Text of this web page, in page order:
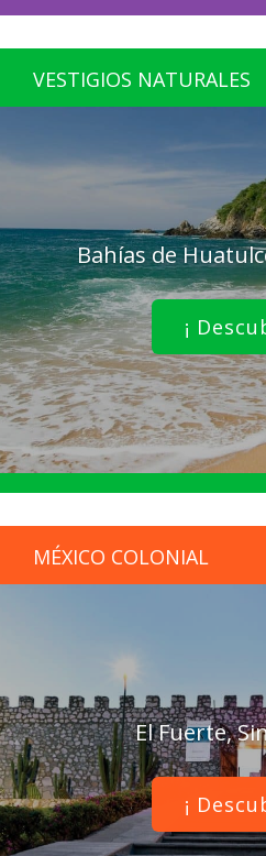
VESTIGIOS NATURALES
Bahías de
¡
MÉXICO COLONIAL
El Fuerte,
¡